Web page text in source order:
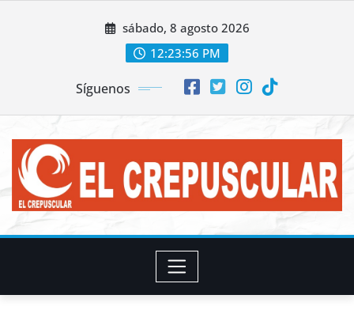
sábado, 8 agosto 2026
12:23:58 PM
Síguenos